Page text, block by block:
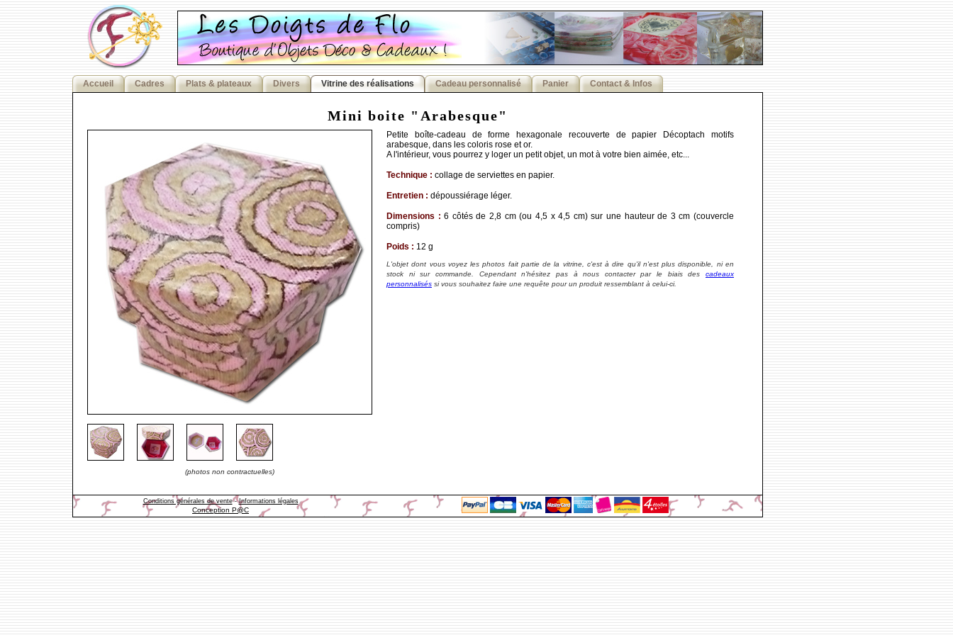
Accueil Cadres Plats & plateaux Divers Vitrine des réalisations Cadeau personnalisé Panier Contact & Infos
Mini boite "Arabesque"
(photos non contractuelles)
Petite boîte-cadeau de forme hexagonale recouverte de papier Décoptach motifs
arabesque, dans les coloris rose et or.
A l'intérieur, vous pourrez y loger un petit objet, un mot à votre bien aimée, etc...
Technique : collage de serviettes en papier.
Entretien : dépoussiérage léger.
Dimensions :6 côtés de 2,8 cm (ou 4,5 x 4,5 cm) sur une hauteur de 3 cm (couvercle
compris)
Poids : 12 g
L'objet dont vous voyez les photos fait partie de la vitrine, c'est à dire qu'il n'est plus disponible, ni en
stock ni sur commande. Cependant n'hésitez pas à nous contacter par le biais des cadeaux
personnalisés si vous souhaitez faire une requête pour un produit ressemblant à celui-ci.
Conditions générales de vente-Informations légales
Conception P@C